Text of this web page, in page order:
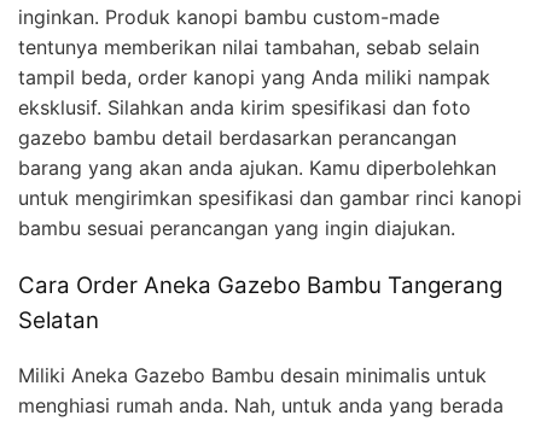
inginkan. Produk kanopi bambu custom-made
tentunya memberikan nilai tambahan, sebab selain
tampil beda, order kanopi yang Anda miliki nampak
eksklusif. Silahkan anda kirim spesifikasi dan foto
gazebo bambu detail berdasarkan perancangan
barang yang akan anda ajukan. Kamu diperbolehkan
untuk mengirimkan spesifikasi dan gambar rinci kanopi
bambu sesuai perancangan yang ingin diajukan.
Cara Order Aneka Gazebo Bambu Tangerang
Selatan
Miliki Aneka Gazebo Bambu desain minimalis untuk
menghiasi rumah anda. Nah, untuk anda yang berada